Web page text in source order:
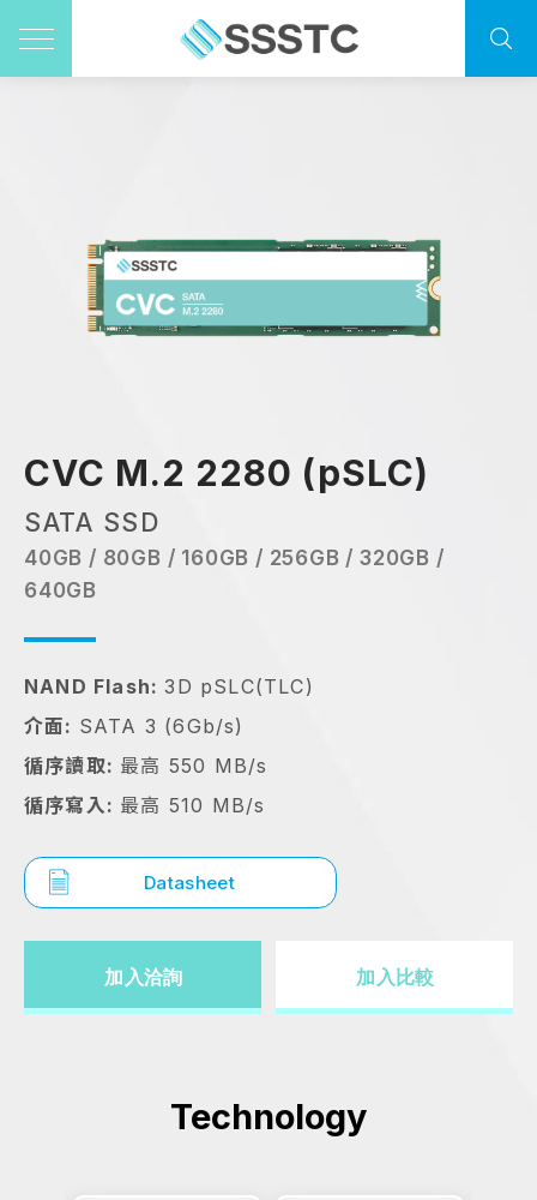
CVC M.2 2280 (pSLC)
SATA SSD
40GB / 80GB / 160GB / 256GB / 320GB /
640GB
NAND Flash:3D pSLC(TLC)
介面: SATA 3 (6Gb/s)
循序讀取: 最高 550 MB/s
循序寫入: 最高 510 MB/s
Datasheet
加入洽詢 加入比較
Technology